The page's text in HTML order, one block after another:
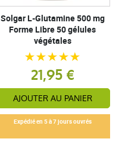
Solgar L-Glutamine 500 mg
Forme Libre 50 gélules
végétales
21,95 €
AJOUTER AU PANIER
Expédié en 5 à 7 jours ouvrés